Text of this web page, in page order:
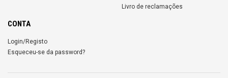
Livro de reclamações
CONTA
Login/Registo
Esqueceu-se da password?